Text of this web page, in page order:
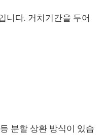
니다. 거치기간을 두어
분할 상환 방식이 있습